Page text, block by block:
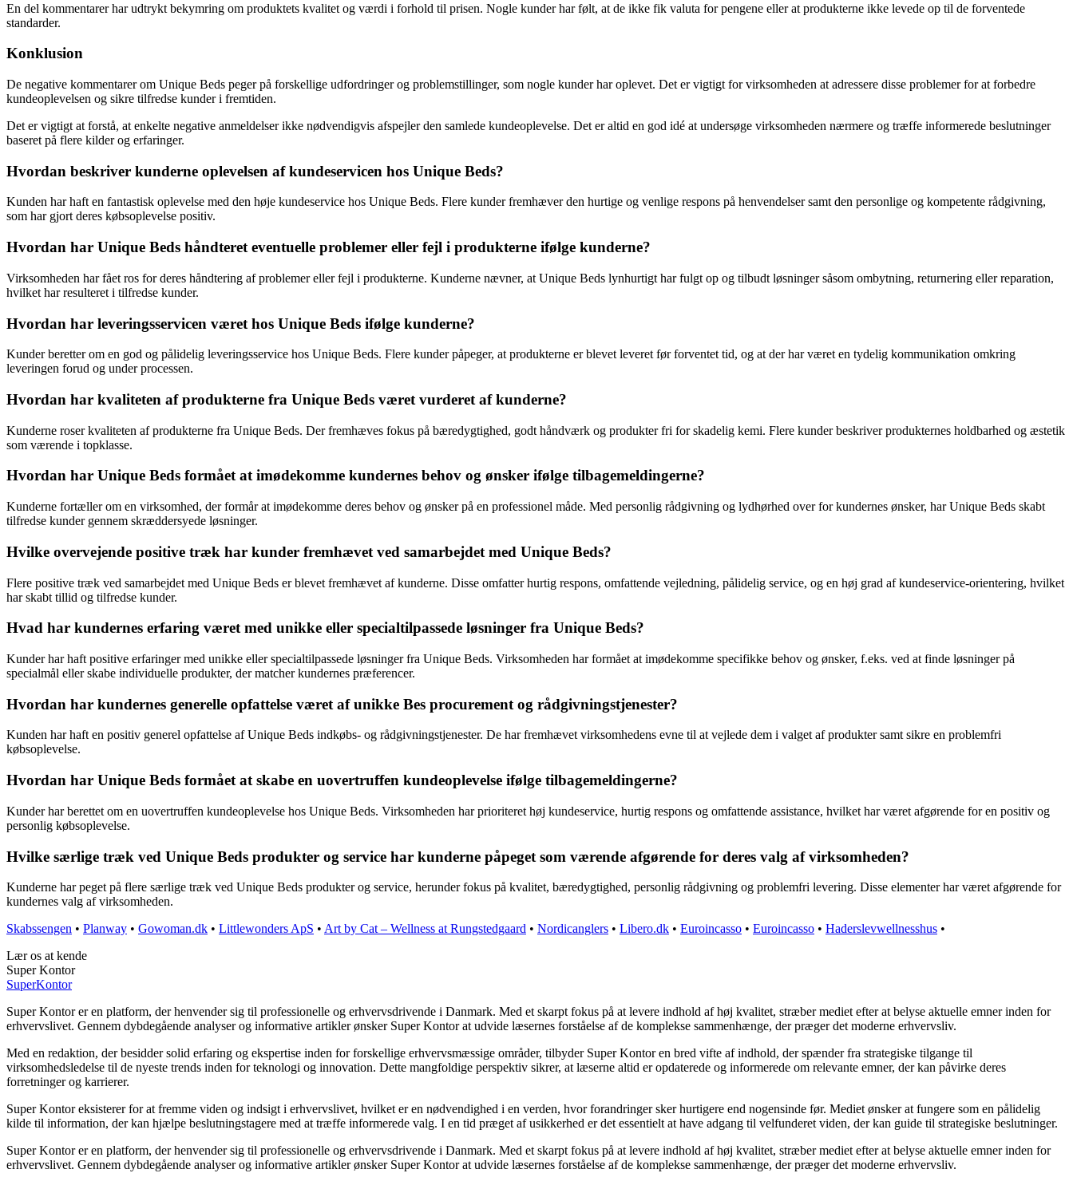
En del kommentarer har udtrykt bekymring om produktets kvalitet og værdi i forhold til prisen. Nogle kunder har følt, at de ikke fik valuta for pengene eller at produkterne ikke levede op til de forventede
standarder.
Konklusion
De negative kommentarer om Unique Beds peger på forskellige udfordringer og problemstillinger, som nogle kunder har oplevet. Det er vigtigt for virksomheden at adressere disse problemer for at forbedre
kundeoplevelsen og sikre tilfredse kunder i fremtiden.
Det er vigtigt at forstå, at enkelte negative anmeldelser ikke nødvendigvis afspejler den samlede kundeoplevelse. Det er altid en god idé at undersøge virksomheden nærmere og træffe informerede beslutninger
baseret på flere kilder og erfaringer.
Hvordan beskriver kunderne oplevelsen af kundeservicen hos Unique Beds?
Kunden har haft en fantastisk oplevelse med den høje kundeservice hos Unique Beds. Flere kunder fremhæver den hurtige og venlige respons på henvendelser samt den personlige og kompetente rådgivning,
som har gjort deres købsoplevelse positiv.
Hvordan har Unique Beds håndteret eventuelle problemer eller fejl i produkterne ifølge kunderne?
Virksomheden har fået ros for deres håndtering af problemer eller fejl i produkterne. Kunderne nævner, at Unique Beds lynhurtigt har fulgt op og tilbudt løsninger såsom ombytning, returnering eller reparation,
hvilket har resulteret i tilfredse kunder.
Hvordan har leveringsservicen været hos Unique Beds ifølge kunderne?
Kunder beretter om en god og pålidelig leveringsservice hos Unique Beds. Flere kunder påpeger, at produkterne er blevet leveret før forventet tid, og at der har været en tydelig kommunikation omkring
leveringen forud og under processen.
Hvordan har kvaliteten af produkterne fra Unique Beds været vurderet af kunderne?
Kunderne roser kvaliteten af produkterne fra Unique Beds. Der fremhæves fokus på bæredygtighed, godt håndværk og produkter fri for skadelig kemi. Flere kunder beskriver produkternes holdbarhed og æstetik
som værende i topklasse.
Hvordan har Unique Beds formået at imødekomme kundernes behov og ønsker ifølge tilbagemeldingerne?
Kunderne fortæller om en virksomhed, der formår at imødekomme deres behov og ønsker på en professionel måde. Med personlig rådgivning og lydhørhed over for kundernes ønsker, har Unique Beds skabt
tilfredse kunder gennem skræddersyede løsninger.
Hvilke overvejende positive træk har kunder fremhævet ved samarbejdet med Unique Beds?
Flere positive træk ved samarbejdet med Unique Beds er blevet fremhævet af kunderne. Disse omfatter hurtig respons, omfattende vejledning, pålidelig service, og en høj grad af kundeservice-orientering, hvilket
har skabt tillid og tilfredse kunder.
Hvad har kundernes erfaring været med unikke eller specialtilpassede løsninger fra Unique Beds?
Kunder har haft positive erfaringer med unikke eller specialtilpassede løsninger fra Unique Beds. Virksomheden har formået at imødekomme specifikke behov og ønsker, f.eks. ved at finde løsninger på
specialmål eller skabe individuelle produkter, der matcher kundernes præferencer.
Hvordan har kundernes generelle opfattelse været af unikke Bes procurement og rådgivningstjenester?
Kunden har haft en positiv generel opfattelse af Unique Beds indkøbs- og rådgivningstjenester. De har fremhævet virksomhedens evne til at vejlede dem i valget af produkter samt sikre en problemfri
købsoplevelse.
Hvordan har Unique Beds formået at skabe en uovertruffen kundeoplevelse ifølge tilbagemeldingerne?
Kunder har berettet om en uovertruffen kundeoplevelse hos Unique Beds. Virksomheden har prioriteret høj kundeservice, hurtig respons og omfattende assistance, hvilket har været afgørende for en positiv og
personlig købsoplevelse.
Hvilke særlige træk ved Unique Beds produkter og service har kunderne påpeget som værende afgørende for deres valg af virksomheden?
Kunderne har peget på flere særlige træk ved Unique Beds produkter og service, herunder fokus på kvalitet, bæredygtighed, personlig rådgivning og problemfri levering. Disse elementer har været afgørende for
kundernes valg af virksomheden.
Skabssengen • Planway • Gowoman.dk • Littlewonders ApS • Art by Cat – Wellness at Rungstedgaard • Nordicanglers • Libero.dk • Euroincasso • Euroincasso • Haderslevwellnesshus •
Lær os at kende
Super Kontor
SuperKontor
Super Kontor er en platform, der henvender sig til professionelle og erhvervsdrivende i Danmark. Med et skarpt fokus på at levere indhold af høj kvalitet, stræber mediet efter at belyse aktuelle emner inden for
erhvervslivet. Gennem dybdegående analyser og informative artikler ønsker Super Kontor at udvide læsernes forståelse af de komplekse sammenhænge, der præger det moderne erhvervsliv.
Med en redaktion, der besidder solid erfaring og ekspertise inden for forskellige erhvervsmæssige områder, tilbyder Super Kontor en bred vifte af indhold, der spænder fra strategiske tilgange til
virksomhedsledelse til de nyeste trends inden for teknologi og innovation. Dette mangfoldige perspektiv sikrer, at læserne altid er opdaterede og informerede om relevante emner, der kan påvirke deres
forretninger og karrierer.
Super Kontor eksisterer for at fremme viden og indsigt i erhvervslivet, hvilket er en nødvendighed i en verden, hvor forandringer sker hurtigere end nogensinde før. Mediet ønsker at fungere som en pålidelig
kilde til information, der kan hjælpe beslutningstagere med at træffe informerede valg. I en tid præget af usikkerhed er det essentielt at have adgang til velfunderet viden, der kan guide til strategiske beslutninger.
Super Kontor er en platform, der henvender sig til professionelle og erhvervsdrivende i Danmark. Med et skarpt fokus på at levere indhold af høj kvalitet, stræber mediet efter at belyse aktuelle emner inden for
erhvervslivet. Gennem dybdegående analyser og informative artikler ønsker Super Kontor at udvide læsernes forståelse af de komplekse sammenhænge, der præger det moderne erhvervsliv.